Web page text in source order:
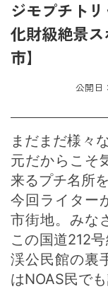
ジモプチト
化財級絶景
市】
公開日
まだまだ様々
元だからこそ
来るプチ名所
今回ライター
市街地。みな
この国道212
渓公民館の裏
はNOAS民で